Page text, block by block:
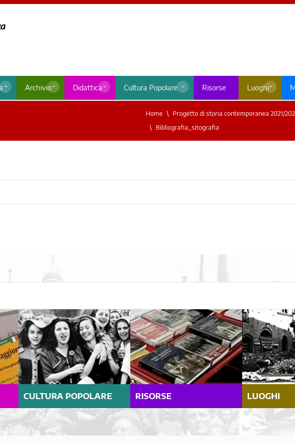
Archivio Didattica Cultura Popolare Risorse Luoghi
Home Progetto di storia contemporanea 2021/
Bibliografia_sitografia
CULTURA POPOLARE RISORSE LUOGHI